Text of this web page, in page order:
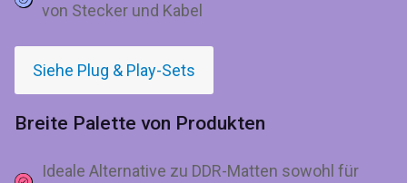
von Stecker und Kabel
Siehe Plug & Play-Sets
Breite Palette von Produkten
Ideale Alternative zu DDR-Matten sowohl für